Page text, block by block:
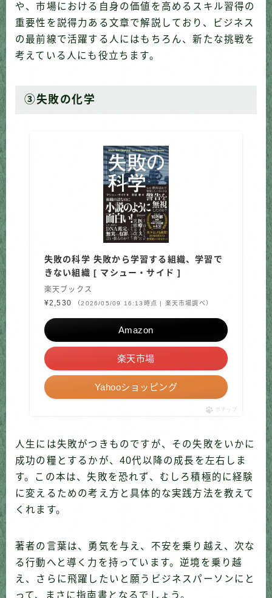
や、市場における自身の価値を高めるスキル習得の
重要性を説得力ある文章で解説しており、ビジネス
の最前線で活躍する人にはもちろん、新たな挑戦を
考えている人にも役立ちます。
③失敗の化学
失敗の科学 失敗から学習する組織、学習で
きない組織 [ マシュー・サイド ]
楽天ブックス
¥2,530
（2026/05/09 16:13時点 | 楽天市場調べ）
Amazon
楽天市場
Yahooショッピング
ポチップ
人生には失敗がつきものですが、その失敗をいかに
成功の糧とするかが、40代以降の成長を左右しま
す。この本は、失敗を恐れず、むしろ積極的に経験
に変えるための考え方と具体的な実践方法を教えて
くれます。
著者の言葉は、勇気を与え、不安を乗り越え、次な
る行動へと導く力を持っています。逆境を乗り越
え、さらに飛躍したいと願うビジネスパーソンにと
って、まさに指南書となるでしょう。